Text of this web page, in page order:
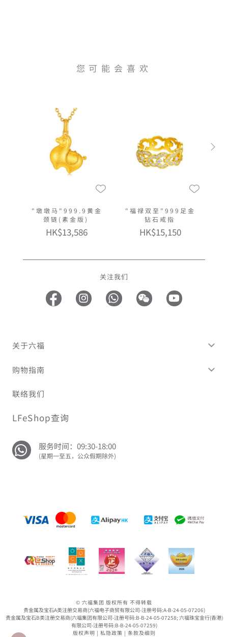
您可能会喜欢
"墩墩马"999.9黄金
颈链(素金版)
HK$13,586
"福禄双至"999足金
钻石戒指
HK$15,150
关注我们
关于六福
购物指南
联络我们
LFeShop查询
服务时间：09:30-18:00
(星期一至五，公众假期除外)
© 六福集团 版权所有 不得转载
贵金属及宝石A类注册交易商(六福电子商贸有限公司-注册号码:A-B-24-05-07206)
贵金属及宝石B类注册交易商(六福集团有限公司-注册号码:B-B-24-05-07258; 六福珠宝金行(香港)
有限公司-注册号码:B-B-24-05-07259)
版权声明 | 私隐政策 | 条款及细则